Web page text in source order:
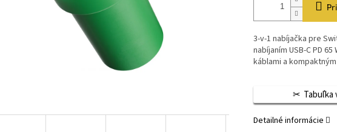
3-v-1 nabíjačka pre
nabíjaním USB-C PD
káblami a
Detailné informácie